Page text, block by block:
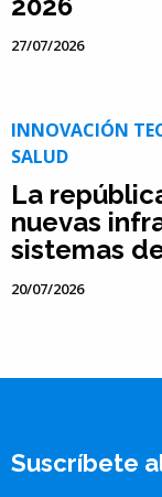
2026
27/07/2026
INNOVACIÓN
SALUD
La
nuevas
sistemas
20/07/2026
Suscríbete